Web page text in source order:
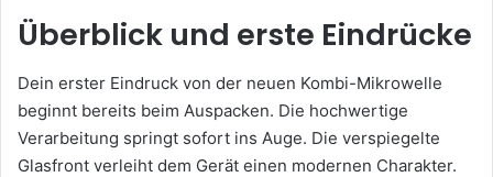
Überblick und erste Eindrücke
Dein erster Eindruck von der neuen Kombi-Mikrowelle
beginnt bereits beim Auspacken. Die hochwertige
Verarbeitung springt sofort ins Auge. Die verspiegelte
Glasfront verleiht dem Gerät einen modernen Charakter.